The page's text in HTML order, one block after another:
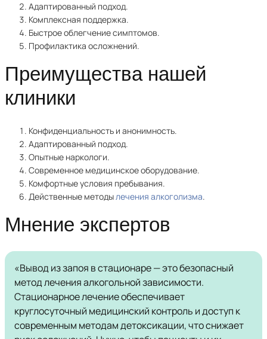
Адаптированный подход.
Комплексная поддержка.
Быстрое облегчение симптомов.
Профилактика осложнений.
Преимущества нашей
клиники
Конфиденциальность и анонимность.
Адаптированный подход.
Опытные наркологи.
Современное медицинское оборудование.
Комфортные условия пребывания.
Действенные методылечения алкоголизма.
Мнение экспертов
«Вывод из запоя в стационаре — это безопасный
метод лечения алкогольной зависимости.
Стационарное лечение обеспечивает
круглосуточный медицинский контроль и доступ к
современным методам детоксикации, что снижает